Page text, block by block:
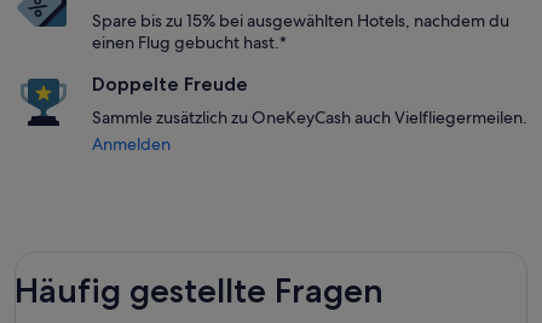
Spare bis zu 15% bei ausgewählten Hotels, nachdem du
einen Flug gebucht hast.*
Doppelte Freude
Sammle zusätzlich zu OneKeyCash auch Vielfliegermeilen.
Anmelden
Häufig gestellte Fragen